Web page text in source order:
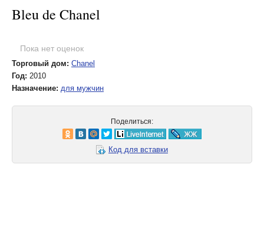
Bleu de Chanel
Пока нет оценок
Торговый дом: Chanel
Год: 2010
Назначение: для мужчин
Поделиться:
Код для вставки